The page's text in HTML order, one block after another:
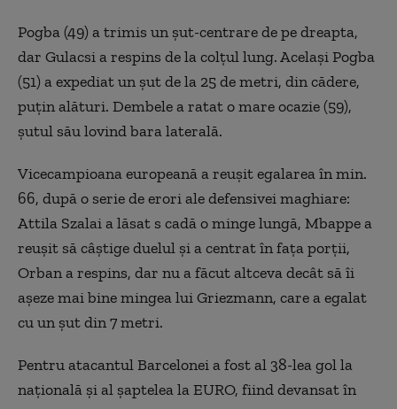
Pogba (49) a trimis un şut-centrare de pe dreapta,
dar Gulacsi a respins de la colţul lung. Acelaşi Pogba
(51) a expediat un şut de la 25 de metri, din cădere,
puţin alături. Dembele a ratat o mare ocazie (59),
şutul său lovind bara laterală.
Vicecampioana europeană a reuşit egalarea în min.
66, după o serie de erori ale defensivei maghiare:
Attila Szalai a lăsat s cadă o minge lungă, Mbappe a
reuşit să câştige duelul şi a centrat în faţa porţii,
Orban a respins, dar nu a făcut altceva decât să îi
aşeze mai bine mingea lui Griezmann, care a egalat
cu un şut din 7 metri.
Pentru atacantul Barcelonei a fost al 38-lea gol la
naţională şi al şaptelea la EURO, fiind devansat în